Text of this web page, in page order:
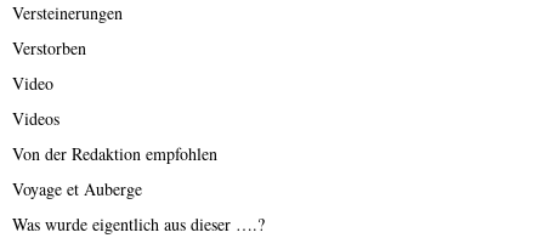
Versteinerungen
Verstorben
Video
Videos
Von der Redaktion empfohlen
Voyage et Auberge
Was wurde eigentlich aus dieser ….?